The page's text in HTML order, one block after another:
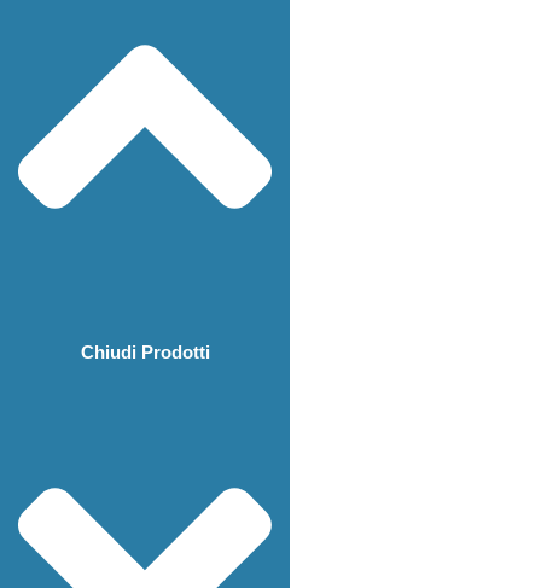
Chiudi Prodotti